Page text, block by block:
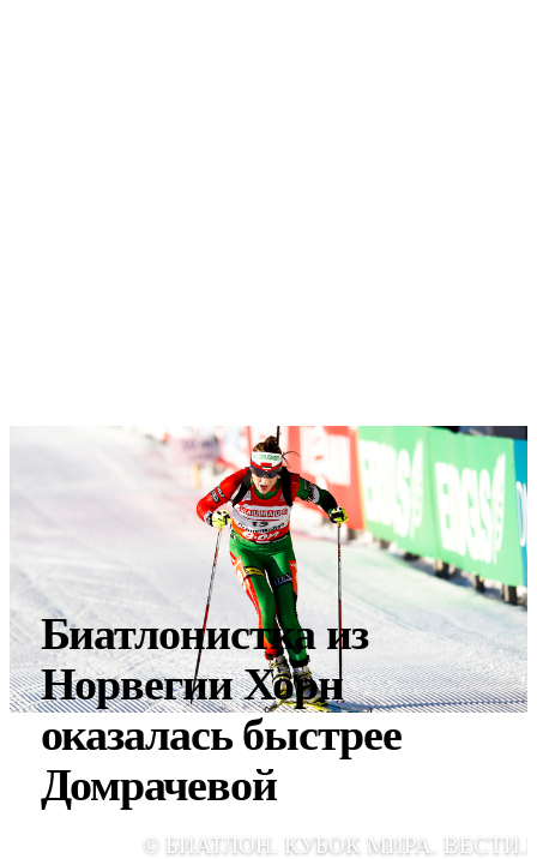
Биатлонистка из
Норвегии Хорн
оказалась быстрее
Домрачевой
© БИАТЛОН. КУБОК МИРА.